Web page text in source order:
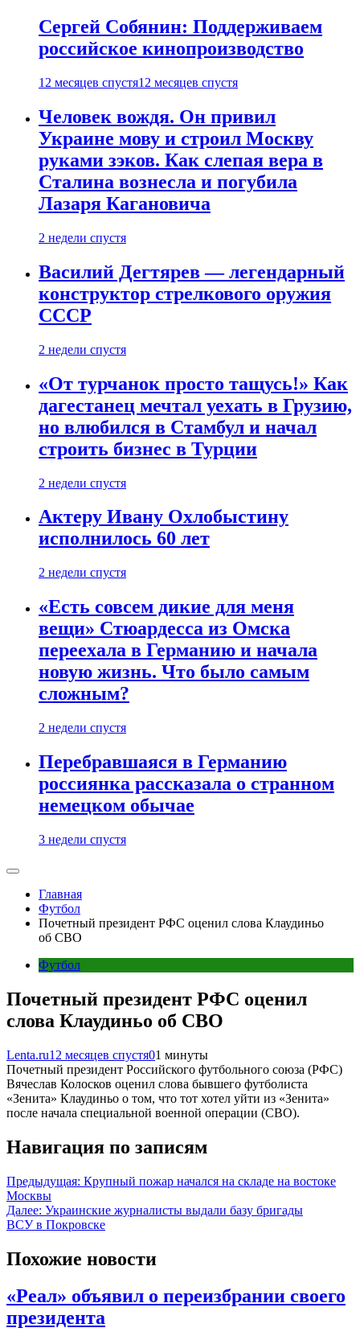
Сергей Собянин: Поддерживаем
российское кинопроизводство
12 месяцев спустя12 месяцев спустя
Человек вождя. Он привил
Украине мову и строил Москву
руками зэков. Как слепая вера в
Сталина вознесла и погубила
Лазаря Кагановича
2 недели спустя
Василий Дегтярев — легендарный
конструктор стрелкового оружия
СССР
2 недели спустя
«От турчанок просто тащусь!» Как
дагестанец мечтал уехать в Грузию,
но влюбился в Стамбул и начал
строить бизнес в Турции
2 недели спустя
Актеру Ивану Охлобыстину
исполнилось 60 лет
2 недели спустя
«Есть совсем дикие для меня
вещи» Стюардесса из Омска
переехала в Германию и начала
новую жизнь. Что было самым
сложным?
2 недели спустя
Перебравшаяся в Германию
россиянка рассказала о странном
немецком обычае
3 недели спустя
Главная
Футбол
Почетный президент РФС оценил слова Клаудиньо
об СВО
Футбол
Почетный президент РФС оценил
слова Клаудиньо об СВО
Lenta.ru12 месяцев спустя01 минуты
Почетный президент Российского футбольного союза (РФС)
Вячеслав Колосков оценил слова бывшего футболиста
«Зенита» Клаудиньо о том, что тот хотел уйти из «Зенита»
после начала специальной военной операции (СВО).
Навигация по записям
Предыдущая: Крупный пожар начался на складе на востоке
Москвы
Далее: Украинские журналисты выдали базу бригады
ВСУ в Покровске
Похожие новости
«Реал» объявил о переизбрании своего
президента